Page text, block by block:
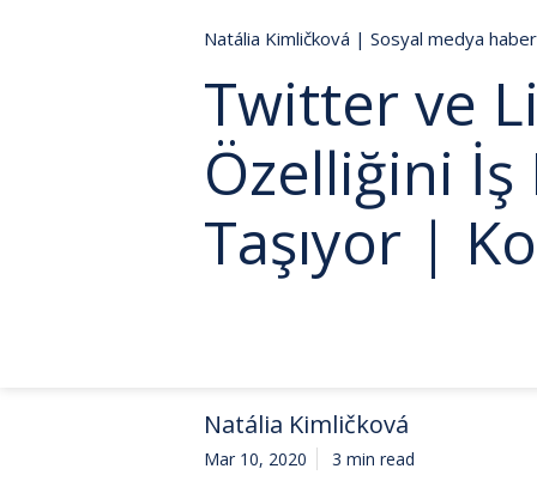
Natália Kimličková | Sosyal medya
Twitter ve
Özelliğini İş
Taşıyor |
Natália Kimličková
Mar 10, 2020 3 min read